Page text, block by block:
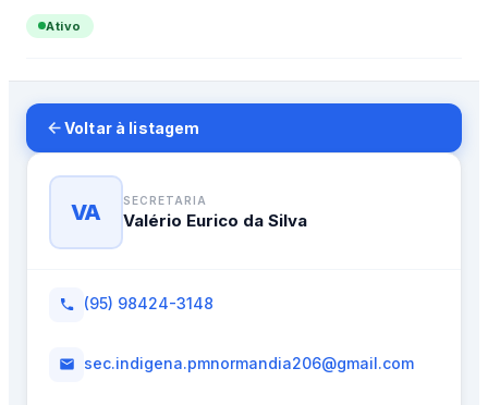
Ativo
Voltar à listagem
VA SECRETARIA
Valério Eurico da Silva
(95) 98424-3148
sec.indigena.pmnormandia206@gmail.com